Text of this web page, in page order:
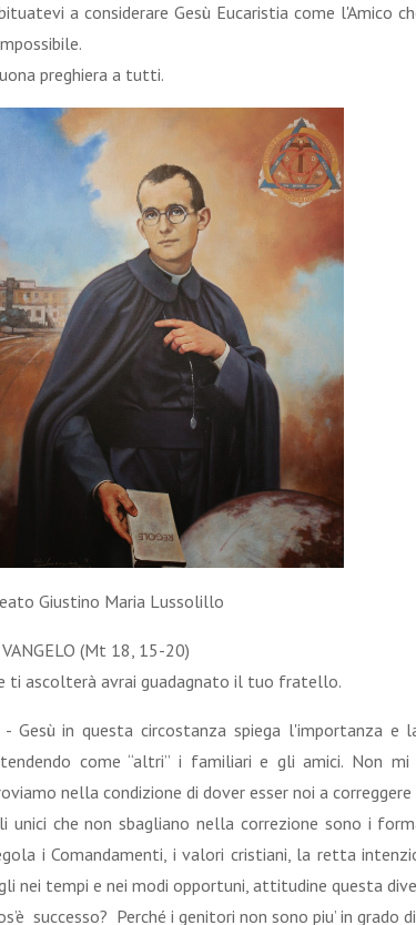
a considerare Gesù Eucaristia come l'Amico
preghiera a tutti.
Giustino Maria Lussolillo
(Mt 18, 15-20)
ti ascolterà avrai guadagnato il tuo fratello.
- Gesù in questa circostanza spiega l'importanza e
come “altri” i familiari e gli amici. Non mi
nella condizione di dover esser noi a
unici che non sbagliano nella correzione sono i
i Comandamenti, i valori cristiani, la retta
nei tempi e nei modi opportuni, attitudine questa
successo? Perché i genitori non sono piu’ in